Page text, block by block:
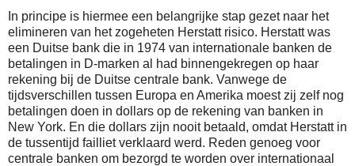
In principe is hiermee een belangrijke stap gezet naar het
elimineren van het zogeheten Herstatt risico. Herstatt was
een Duitse bank die in 1974 van internationale banken de
betalingen in D-marken al had binnengekregen op haar
rekening bij de Duitse centrale bank. Vanwege de
tijdsverschillen tussen Europa en Amerika moest zij zelf nog
betalingen doen in dollars op de rekening van banken in
New York. En die dollars zijn nooit betaald, omdat Herstatt in
de tussentijd failliet verklaard werd. Reden genoeg voor
centrale banken om bezorgd te worden over internationaal